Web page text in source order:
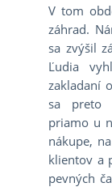
V tom
záhrad.
sa zvýšil
Ľudia
zakladaní
sa preto
priamo u
nákupe,
klientov a
pevných